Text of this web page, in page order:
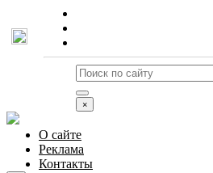
×
О сайте
Реклама
Контакты